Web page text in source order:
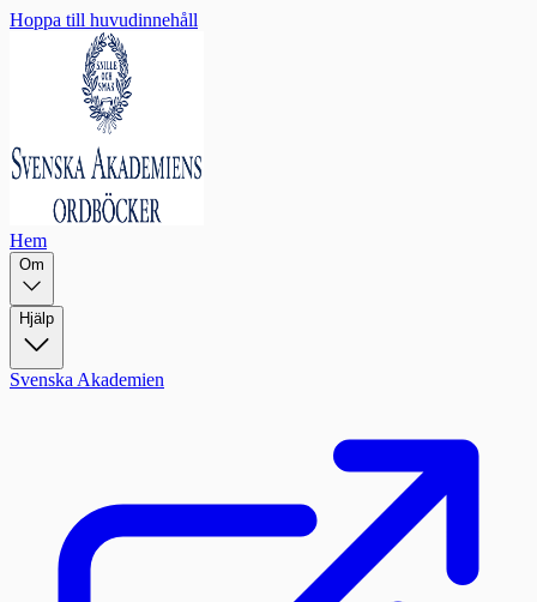
Hoppa till huvudinnehåll
Hem
Om
Hjälp
Svenska Akademien